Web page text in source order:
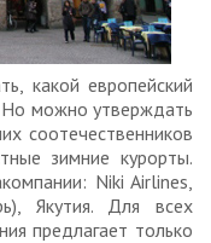
какой европейский
Но можно утверждать
соотечественников
зимние курорты.
Niki Airlines,
Якутия. Для всех
предлагает только